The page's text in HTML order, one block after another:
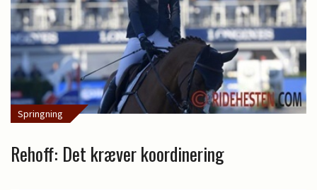
Springning
Rehoff: Det kræver koordinering